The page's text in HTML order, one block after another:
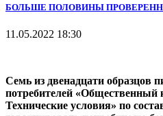
БОЛЬШЕ ПОЛОВИНЫ
11.05.2022 18:30
Семь из двенадцати образцов
потребителей «Общественный
Технические условия» по